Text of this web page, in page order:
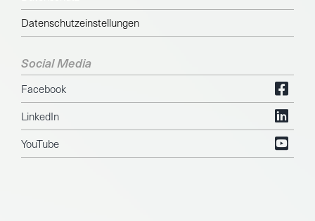
Datenschutzeinstellungen
Social Media
Facebook
LinkedIn
YouTube